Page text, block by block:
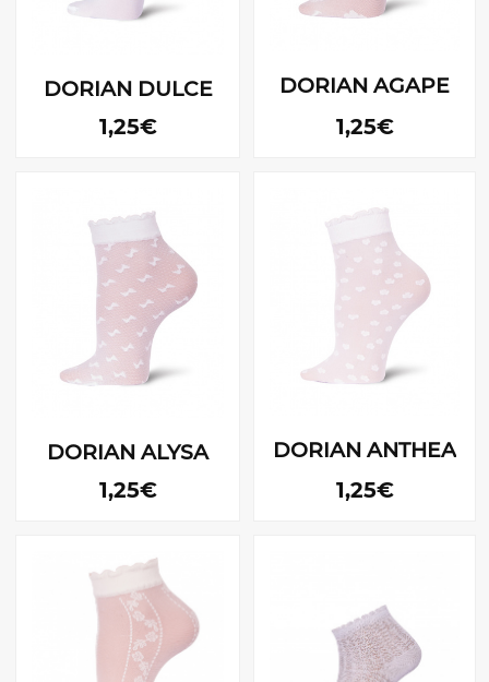
DORIAN DULCE
1,25€
DORIAN AGAPE
1,25€
DORIAN ALYSA
1,25€
DORIAN ANTHEA
1,25€